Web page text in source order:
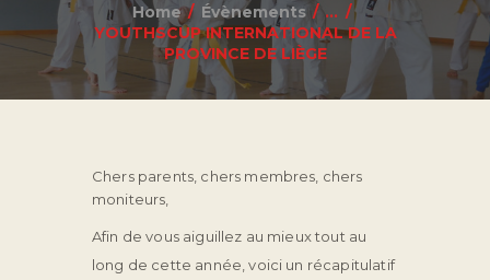
Home Évènements
...
YOUTHSCUP INTERNATIONAL DE LA
PROVINCE DE LIÈGE
Chers parents, chers membres, chers
moniteurs,
Afin de vous aiguillez au mieux tout au
long de cette année, voici un récapitulatif